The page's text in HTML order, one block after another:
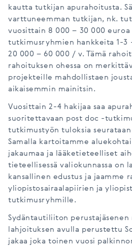
kautta tutkijan apurahoitusta.
varttuneemman tutkijan, nk.
vuosittain 8 000 – 30 000 euroa
tutkimusryhmien hankkeita 1-3
20 000 – 60 000 / v. Tämä
rahoituksen ohessa on
projekteille mahdollistaen
aikaisemmin mainitsin.
Vuosittain 2-4 hakijaa saa
suoritettavaan post doc -
tutkimustyön tuloksia seurataan
Samalla kartoitamme
jakaumaa ja lääketieteelliset
tieteellisessä valiokunnassa on
kansallinen edustus ja jaamme
yliopistosairaalapiirien ja
tutkimusryhmille.
Sydäntautiliiton perustajäsenen
lahjoituksen avulla perustettu
jakaa joka toinen vuosi